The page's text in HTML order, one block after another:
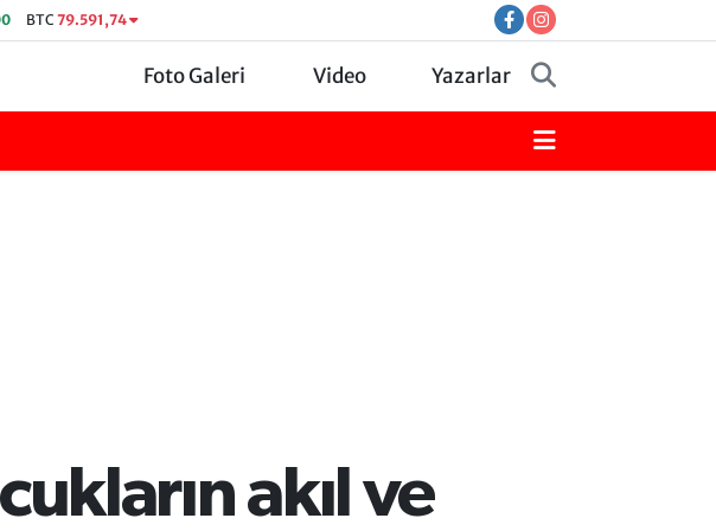
BTC 79.591,74
Foto Galeri Video Yazarlar
akıl ve